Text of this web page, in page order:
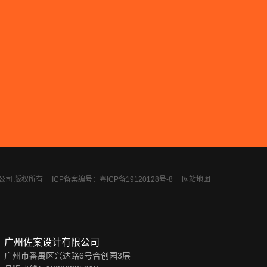
司 版权所有 ICP备案编号：粤ICP备19120128号-8 网站地图
广州佐案设计有限公司
广州市番禺区兴达路6号合创园3层